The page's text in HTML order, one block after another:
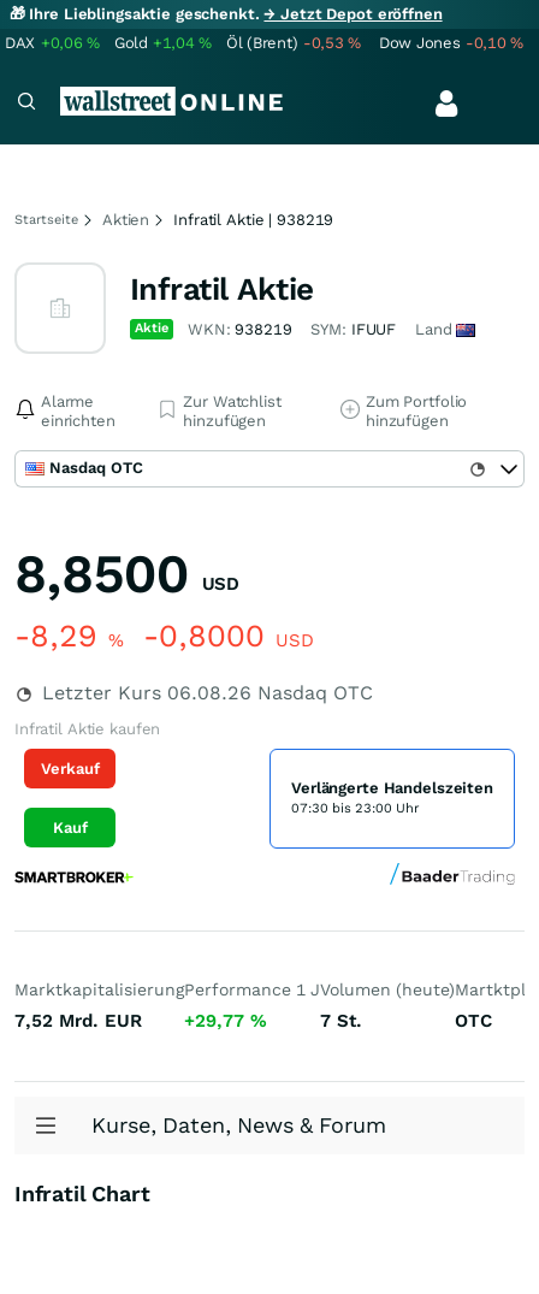
🎁 Ihre Lieblingsaktie geschenkt.→ Jetzt Depot eröffnen
DAX +0,06% Gold +1,04% Öl (Brent) -0,53% Dow Jones -0,10%
Startseite Aktien Infratil Aktie | 938219
Infratil Aktie
Aktie WKN:938219 SYM: IFUUF Land
Alarme
einrichten
Zur Watchlist
hinzufügen
Zum Portfolio
hinzufügen
Nasdaq OTC
8,8500 USD
-8,29 % -0,8000 USD
Letzter Kurs 06.08.26 Nasdaq OTC
Infratil Aktie kaufen
Verkauf
Kauf
Verlängerte Handelszeiten
07:30 bis 23:00 Uhr
Marktkapitalisierung
7,52 Mrd. EUR
Performance 1 J
+29,77 %
Volumen (heute)
7 St. OTC
Kurse, Daten, News & Forum
Infratil Chart